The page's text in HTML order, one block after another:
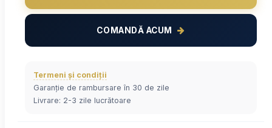
COMANDĂ ACUM
Termeni și condiții
Garanție de rambursare în 30 de zile
Livrare: 2-3 zile lucrătoare